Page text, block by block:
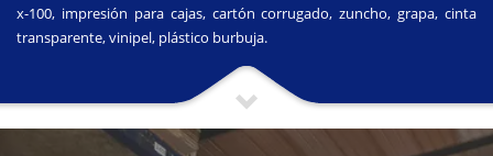
x-100, impresión para cajas, cartón corrugado, zuncho, grapa, cinta
transparente, vinipel, plástico burbuja.